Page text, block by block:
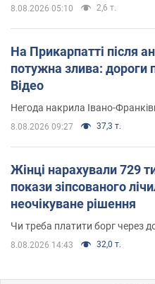
8.08.2026 05:10 2,6 т.
На Прикарпатті після
потужна злива: дороги
Відео
Негода накрила Івано-
8.08.2026 09:27 37,3 т.
Жінці нарахували 729
покази зіпсованого
неочікуване рішення
Чи треба платити борг через
8.08.2026 14:43 32,0 т.